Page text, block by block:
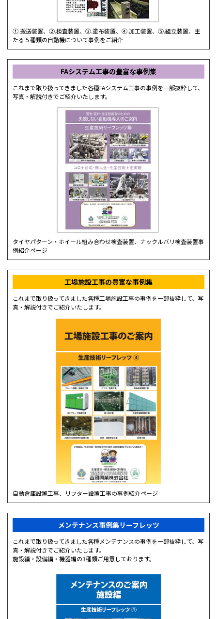
①.搬送装置、②.検査装置、③.塗布装置、④.加工装置、⑤.組立装置、主
たる５種類の自動機について事例をご紹介
FAシステム工事の豊富な事例集
これまで取り扱ってきました各種FAシステム工事の事例を一部抜粋して、
写真・解説付きでご紹介いたします。
タイヤパターン・ホイール組み合わせ検査装置、ナックルバリ検査装置事
例紹介ページ
工場施設工事の豊富な事例集
これまで取り扱ってきました各種工場施設工事の事例を一部抜粋して、写
真・解説付きでご紹介いたします。
自動倉庫設置工事、リフター設置工事の事例紹介ページ
メンテナンス事例集リーフレッツ
これまで取り扱ってきました各種メンテナンスの事例を一部抜粋して、写
真・解説付きでご紹介いたします。
施設編・設備編・機器編の3種類ご用意しております。